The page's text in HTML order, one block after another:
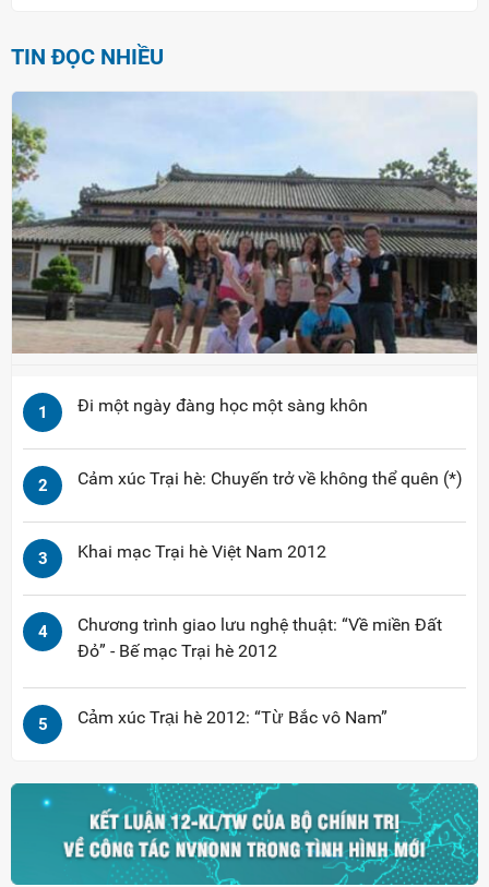
TIN ĐỌC NHIỀU
1 Đi một ngày đàng học một sàng khôn
2 Cảm xúc Trại hè: Chuyến trở về không thể quên (*)
3 Khai mạc Trại hè Việt Nam 2012
4
Chương trình giao lưu nghệ thuật: “Về miền Đất
Đỏ” - Bế mạc Trại hè 2012
5 Cảm xúc Trại hè 2012: “Từ Bắc vô Nam”